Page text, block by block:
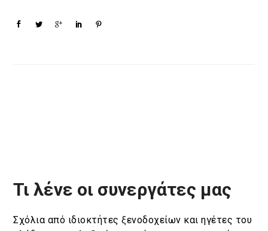
Τι λένε οι συνεργάτες μας
Σχόλια από ιδιοκτήτες ξενοδοχείων και ηγέτες του